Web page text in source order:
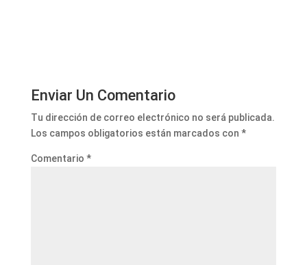
Enviar Un Comentario
Tu dirección de correo electrónico no será publicada.
Los campos obligatorios están marcados con *
Comentario *